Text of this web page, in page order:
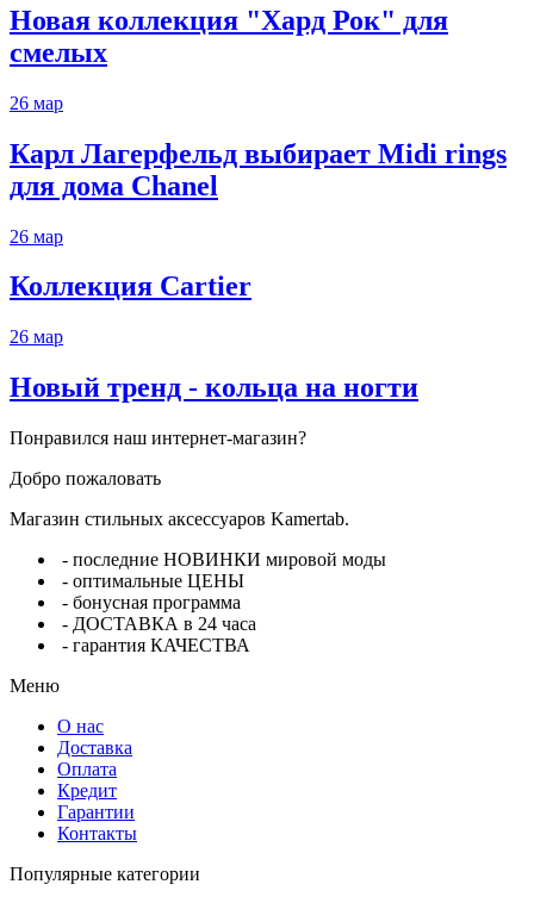
Новая коллекция "Хард Рок" для
смелых
26 мар
Карл Лагерфельд выбирает Midi rings
для дома Chanel
26 мар
Коллекция Cartier
26 мар
Новый тренд - кольца на ногти
Понравился наш интернет-магазин?
Добро пожаловать
Магазин стильных аксессуаров Kamertab.
- последние НОВИНКИ мировой моды
- оптимальные ЦЕНЫ
- бонусная программа
- ДОСТАВКА в 24 часа
- гарантия КАЧЕСТВА
Меню
О нас
Доставка
Оплата
Кредит
Гарантии
Контакты
Популярные категории